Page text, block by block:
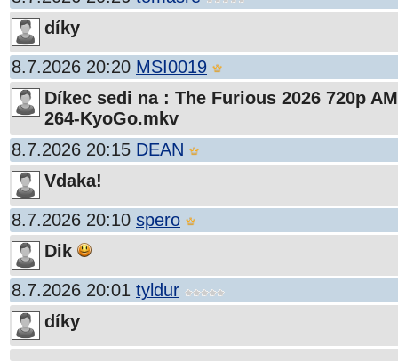
díky
8.7.2026 20:20 MSI0019
Díkec sedi na : The Furious 2026 720p
264-KyoGo.mkv
8.7.2026 20:15 DEAN
Vdaka!
8.7.2026 20:10 spero
Dik
8.7.2026 20:01 tyldur
díky